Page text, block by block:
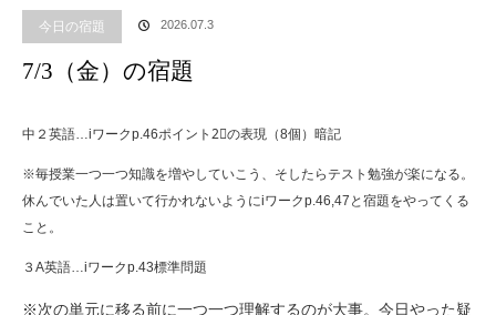
今日の宿題 2026.07.3
7/3（金）の宿題
中２英語…iワークp.46ポイント2⃣の表現（8個）暗記
※毎授業一つ一つ知識を増やしていこう、そしたらテスト勉強が楽になる。
休んでいた人は置いて行かれないようにiワークp.46,47と宿題をやってくる
こと。
３A英語…iワークp.43標準問題
※次の単元に移る前に一つ一つ理解するのが大事。今日やった疑